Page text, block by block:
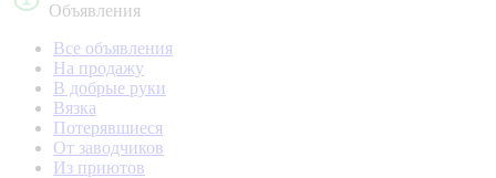
Объявления
Все объявления
На продажу
В добрые руки
Вязка
Потерявшиеся
От заводчиков
Из приютов